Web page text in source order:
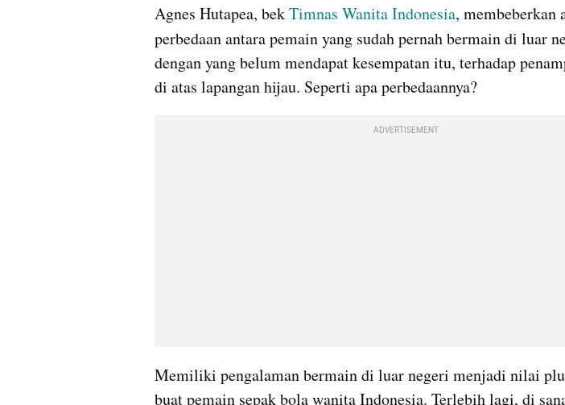
Agnes Hutapea, bek Timnas Wanita Indonesia, membeberkan
perbedaan antara pemain yang sudah pernah bermain di luar
dengan yang belum mendapat kesempatan itu, terhadap
di atas lapangan hijau. Seperti apa perbedaannya?
ADVERTISEMENT
Memiliki pengalaman bermain di luar negeri menjadi nilai
buat pemain sepak bola wanita Indonesia. Terlebih lagi, di